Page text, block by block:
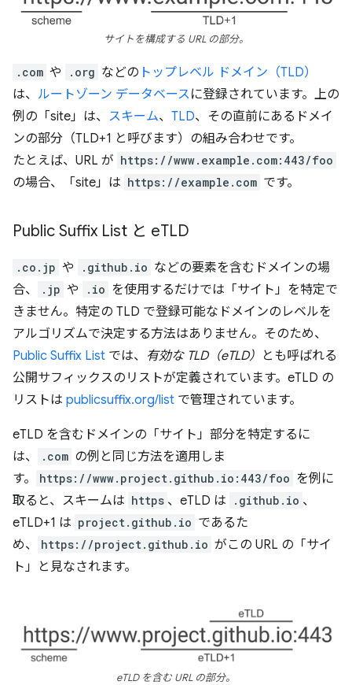
サイトを構成する URL の部分。
.com や .org などの トップレベル ドメイン（TLD）
は、 ルートゾーン データベースに登録されています。上の
例の「site」は、 スキーム、 TLD、その直前にあるドメイ
ンの部分（TLD+1 と呼びます）の組み合わせです。
たとえば、URL が https://www.example.com:443/foo
の場合、「site」は https://example.com です。
Public Suffix List と eTLD
.co.jp や .github.io などの要素を含むドメインの場
合、
.jp や .io を使用するだけでは「サイト」を特定で
きません。特定の TLD で登録可能なドメインのレベルを
アルゴリズムで決定する方法はありません。そのため、
Public Suffix List では、 有効な TLD（eTLD） とも呼ばれる
公開サフィックスのリストが定義されています。eTLD の
リストは publicsuffix.org/list で管理されています。
eTLD を含むドメインの「サイト」部分を特定するに
は、
.com の例と同じ方法を適用しま
す。
https://www.project.github.io:443/foo を例に
取ると、スキームは https 、eTLD は .github.io 、
eTLD+1 は project.github.io であるた
め、
https://project.github.io がこの URL の「サイ
ト」と見なされます。
eTLD を含む URL の部分。